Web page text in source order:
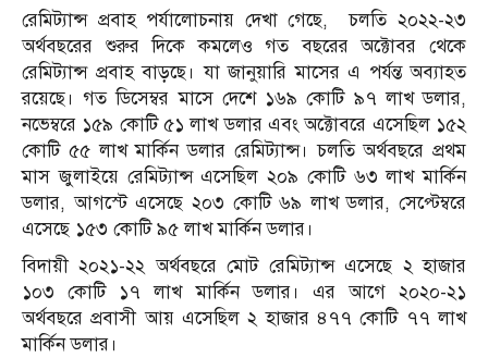
রেমিট্যান্স প্রবাহ পর্যালোচনায় দেখা গেছে, চলতি ২০২২-২৩
অর্থবছরের শুরুর দিকে কমলেও গত বছরের অক্টোবর থেকে
রেমিট্যান্স প্রবাহ বাড়ছে। যা জানুয়ারি মাসের এ পর্যন্ত অব্যাহত
রয়েছে। গত ডিসেম্বর মাসে দেশে ১৬৯ কোটি ৯৭ লাখ ডলার,
নভেম্বরে ১৫৯ কোটি ৫১ লাখ ডলার এবং অক্টোবরে এসেছিল ১৫২
কোটি ৫৫ লাখ মার্কিন ডলার রেমিট্যান্স। চলতি অর্থবছরে প্রথম
মাস জুলাইয়ে রেমিট্যান্স এসেছিল ২০৯ কোটি ৬৩ লাখ মার্কিন
ডলার, আগস্টে এসেছে ২০৩ কোটি ৬৯ লাখ ডলার, সেপ্টেম্বরে
এসেছে ১৫৩ কোটি ৯৫ লাখ মার্কিন ডলার।
বিদায়ী ২০২১-২২ অর্থবছরে মোট রেমিট্যান্স এসেছে ২ হাজার
১০৩ কোটি ১৭ লাখ মার্কিন ডলার। এর আগে ২০২০-২১
অর্থবছরে প্রবাসী আয় এসেছিল ২ হাজার ৪৭৭ কোটি ৭৭ লাখ
মার্কিন ডলার।